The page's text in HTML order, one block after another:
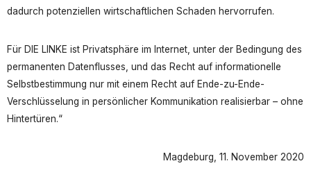
dadurch potenziellen wirtschaftlichen Schaden hervorrufen.
Für DIE LINKE ist Privatsphäre im Internet, unter der Bedingung des
permanenten Datenflusses, und das Recht auf informationelle
Selbstbestimmung nur mit einem Recht auf Ende-zu-Ende-
Verschlüsselung in persönlicher Kommunikation realisierbar – ohne
Hintertüren.“
Magdeburg, 11. November 2020